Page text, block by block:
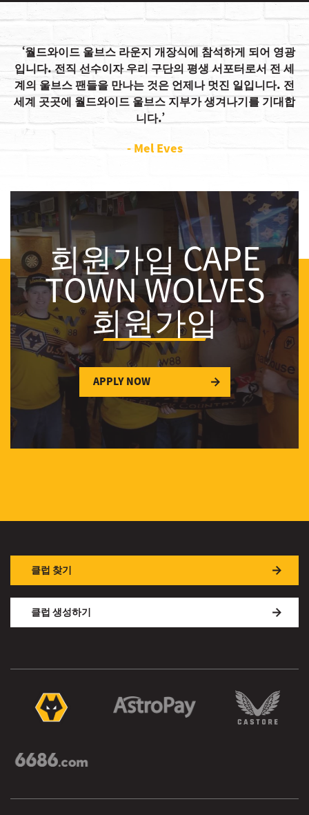
월드와이드 울브스 라운지 개장식에 참석하게 되어 영광
입니다. 전직 선수이자 우리 구단의 평생 서포터로서 전 세
계의 울브스 팬들을 만나는 것은 언제나 멋진 일입니다. 전
세계 곳곳에 월드와이드 울브스 지부가 생겨나기를 기대합
니다.
- Mel Eves
회원가입 CAPE
TOWN WOLVES
회원가입
APPLY NOW
클럽 찾기
클럽 생성하기